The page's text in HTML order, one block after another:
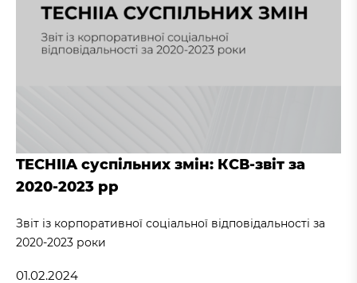
TECHIIA суспільних змін: КСВ-звіт за
2020-2023 рр
Звіт із корпоративної соціальної відповідальності за
2020-2023 роки
01.02.2024